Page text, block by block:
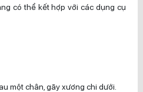
có thể kết hợp với các dụng cụ
một chân, gãy xương chi dưới.